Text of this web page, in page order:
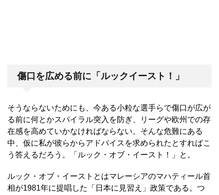
傷口を広める前に「ルックイースト！」
そうならないためにも、今ある小粒な選手らで傷口が広が
る前に何とかスパイラル突入を防ぎ、リーグや欧州での存
在感を高めていかなければならない。そんな危難にある
中、仮に私が彼らからアドバイスを求められたとすればこ
う答えるだろう。「ルック・オブ・イースト！」と。
ルック・オブ・イーストとはマレーシアのマハティール首
相が1981年に提唱した「日本に見習え」政策である。つ